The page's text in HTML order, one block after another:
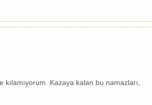
Kazaya kalan bu namazları,